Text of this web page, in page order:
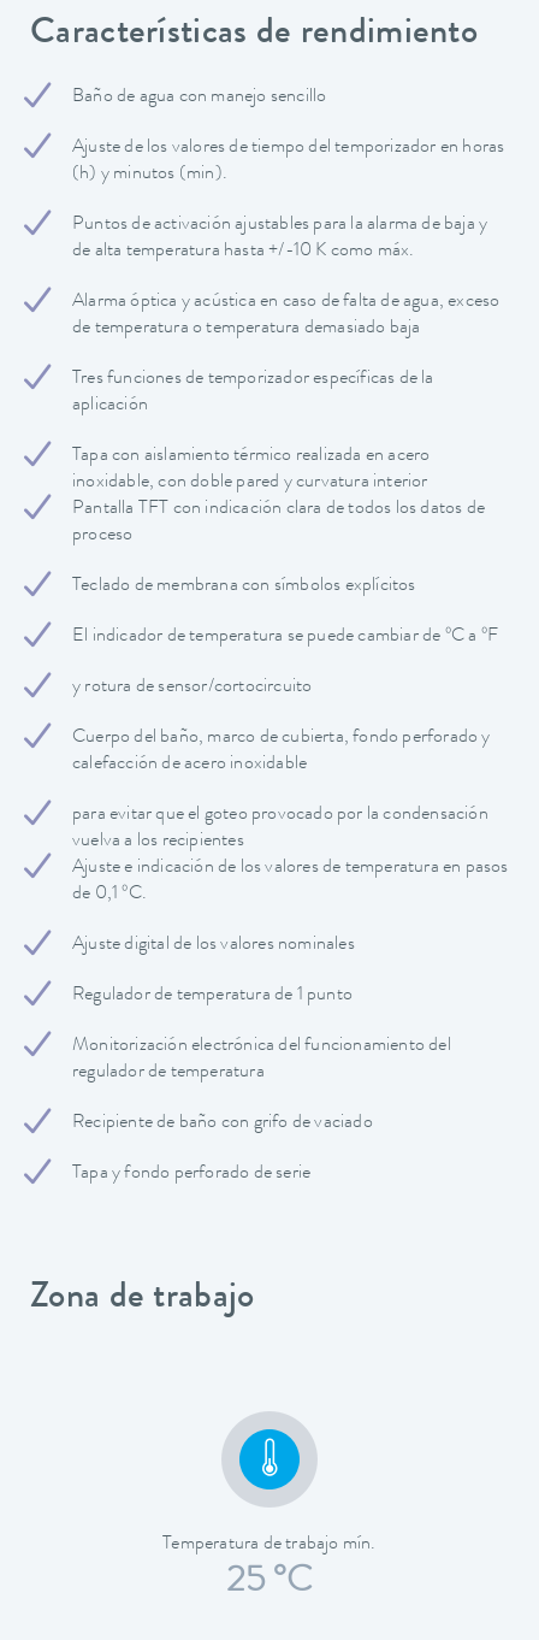
Características de rendimiento
Baño de agua con manejo sencillo
Ajuste de los valores de tiempo del temporizador en horas
(h) y minutos (min).
Puntos de activación ajustables para la alarma de baja y
de alta temperatura hasta +/-10 K como máx.
Alarma óptica y acústica en caso de falta de agua, exceso
de temperatura o temperatura demasiado baja
Tres funciones de temporizador específicas de la
aplicación
Tapa con aislamiento térmico realizada en acero
inoxidable, con doble pared y curvatura interior
Pantalla TFT con indicación clara de todos los datos de
proceso
Teclado de membrana con símbolos explícitos
El indicador de temperatura se puede cambiar de ºC a ºF
y rotura de sensor/cortocircuito
Cuerpo del baño, marco de cubierta, fondo perforado y
calefacción de acero inoxidable
para evitar que el goteo provocado por la condensación
vuelva a los recipientes
Ajuste e indicación de los valores de temperatura en pasos
de 0,1 ºC.
Ajuste digital de los valores nominales
Regulador de temperatura de 1 punto
Monitorización electrónica del funcionamiento del
regulador de temperatura
Recipiente de baño con grifo de vaciado
Tapa y fondo perforado de serie
Zona de trabajo
Temperatura de trabajo mín.
25 °C